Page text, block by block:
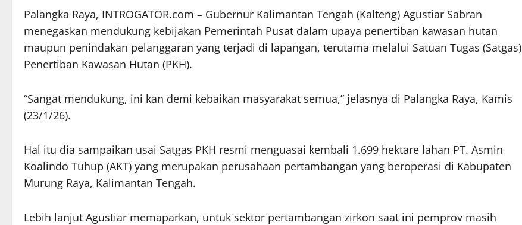
Palangka Raya, INTROGATOR.com – Gubernur Kalimantan Tengah (Kalteng) Agustiar Sabran
menegaskan mendukung kebijakan Pemerintah Pusat dalam upaya penertiban kawasan hutan
maupun penindakan pelanggaran yang terjadi di lapangan, terutama melalui Satuan Tugas (Satgas)
Penertiban Kawasan Hutan (PKH).
“Sangat mendukung, ini kan demi kebaikan masyarakat semua,” jelasnya di Palangka Raya, Kamis
(23/1/26).
Hal itu dia sampaikan usai Satgas PKH resmi menguasai kembali 1.699 hektare lahan PT. Asmin
Koalindo Tuhup (AKT) yang merupakan perusahaan pertambangan yang beroperasi di Kabupaten
Murung Raya, Kalimantan Tengah.
Lebih lanjut Agustiar memaparkan, untuk sektor pertambangan zirkon saat ini pemprov masih